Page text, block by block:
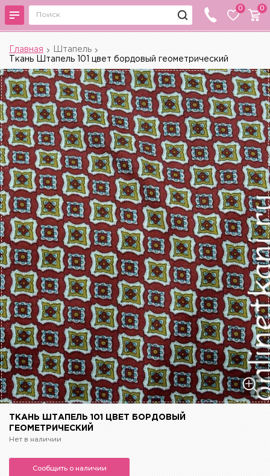
0 0
Главная
Штапель
Ткань Штапель 101 цвет бордовый геометрический
ТКАНЬ ШТАПЕЛЬ 101 ЦВЕТ БОРДОВЫЙ
ГЕОМЕТРИЧЕСКИЙ
Нет в наличии
Сообщить о наличии